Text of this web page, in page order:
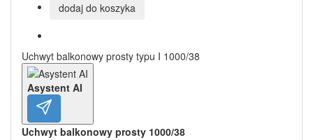
dodaj do koszyka
Uchwyt balkonowy prosty typu I 1000/38
Asystent AI
Uchwyt balkonowy prosty 1000/38